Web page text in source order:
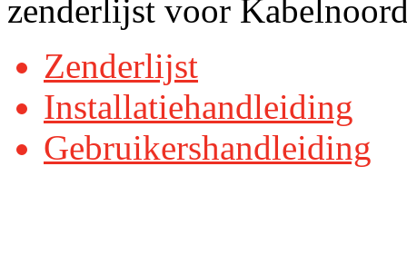
zenderlijst voor
Zenderlijst
Installatiehandleiding
Gebruikershandleiding